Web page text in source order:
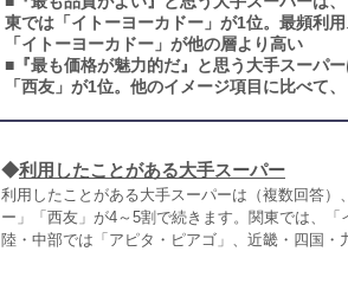
東では「イトーヨーカドー」が1位。最頻利
「イトーヨーカドー」が他の層より高い
■ 『最も価格が魅力的だ』と思う大手スーパ
「西友」が1位。他のイメージ項目に比べて
◆利用したことがある大手スーパー
利用したことがある大手スーパーは（複数回答
ー」「西友」が4～5割で続きます。関東では、
陸・中部では「アピタ・ピアゴ」、近畿・四国